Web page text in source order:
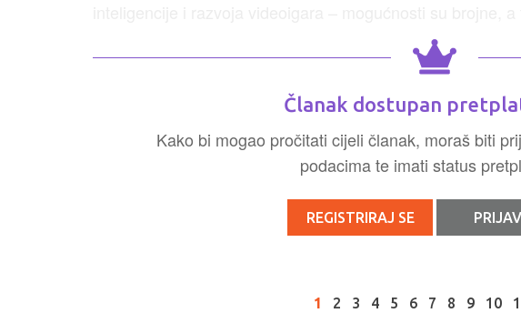
Članak dostupan
Kako bi mogao pročitati cijeli članak, moraš biti
podacima te imati status
REGISTRIRAJ SE
1 2 3 4 5 6 7 8 9 10